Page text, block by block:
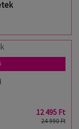
12 495 Ft
24 990 Ft